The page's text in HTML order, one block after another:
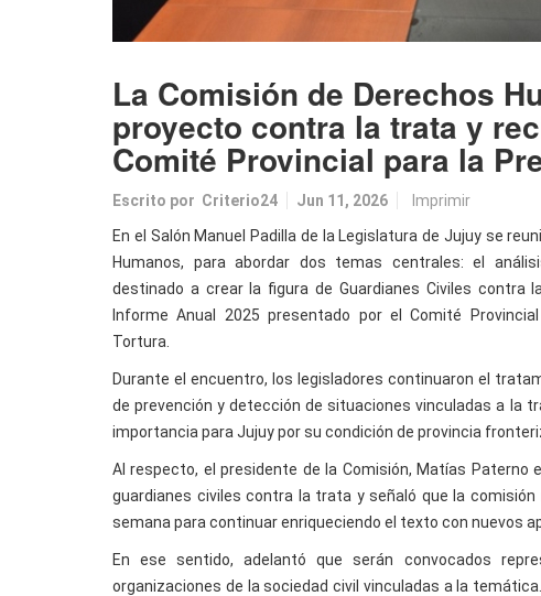
La Comisión de Derechos
proyecto contra la trata y
Comité Provincial para la
Escrito por Criterio24 Jun 11, 2026 Imprimir
En el Salón Manuel Padilla de la Legislatura de Jujuy se
Humanos, para abordar dos temas centrales: el
destinado a crear la figura de Guardianes Civiles contra
Informe Anual 2025 presentado por el Comité
Tortura.
Durante el encuentro, los legisladores continuaron el
de prevención y detección de situaciones vinculadas a la
importancia para Jujuy por su condición de provincia
Al respecto, el presidente de la Comisión, Matías
guardianes civiles contra la trata y señaló que la
semana para continuar enriqueciendo el texto con nuevos
En ese sentido, adelantó que serán convocados
organizaciones de la sociedad civil vinculadas a la